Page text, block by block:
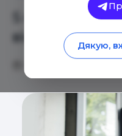
5 правил
від Amazon
Дякую,